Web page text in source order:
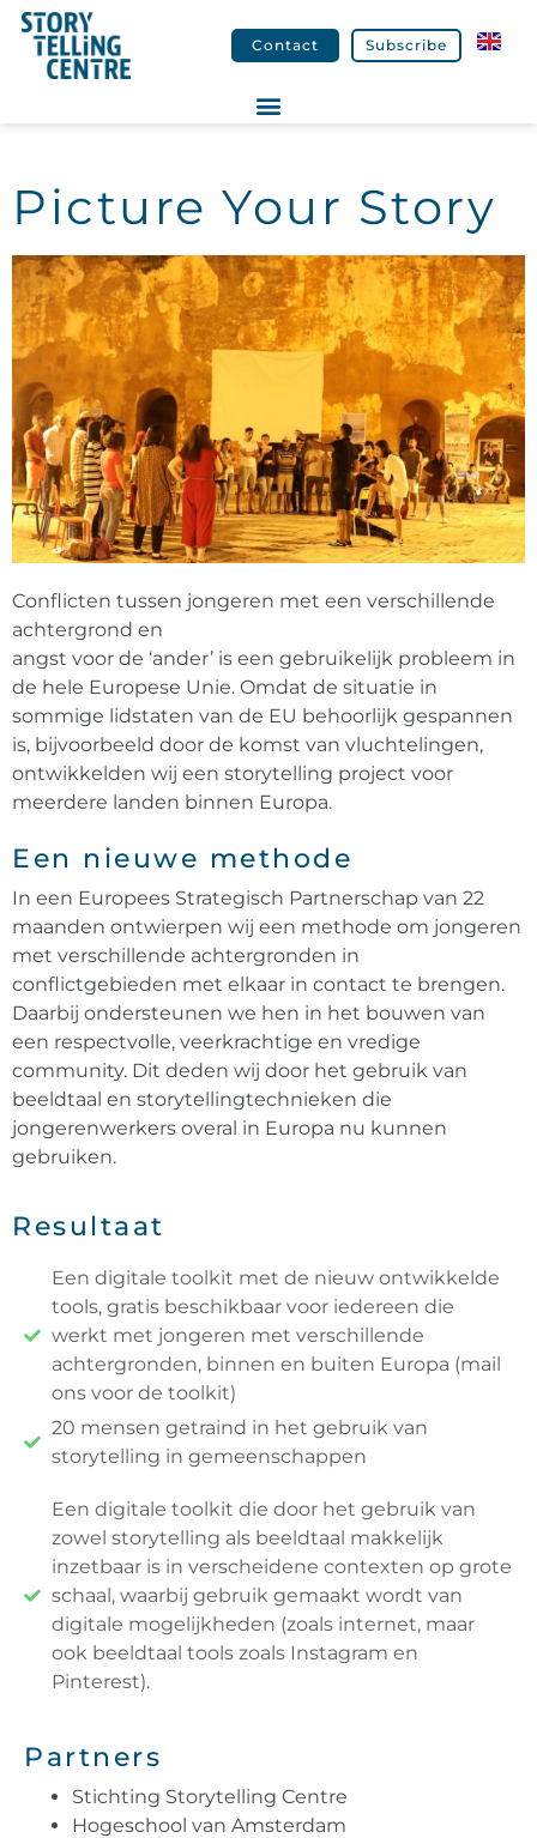
Contact Subscribe
Picture Your Story
Conflicten tussen jongeren met een verschillende
achtergrond en
angst voor de ‘ander’ is een gebruikelijk probleem in
de hele Europese Unie. Omdat de situatie in
sommige lidstaten van de EU behoorlijk gespannen
is, bijvoorbeeld door de komst van vluchtelingen,
ontwikkelden wij een storytelling project voor
meerdere landen binnen Europa.
Een nieuwe methode
In een Europees Strategisch Partnerschap van 22
maanden ontwierpen wij een methode om jongeren
met verschillende achtergronden in
conflictgebieden met elkaar in contact te brengen.
Daarbij ondersteunen we hen in het bouwen van
een respectvolle, veerkrachtige en vredige
community. Dit deden wij door het gebruik van
beeldtaal en storytellingtechnieken die
jongerenwerkers overal in Europa nu kunnen
gebruiken.
Resultaat
Een digitale toolkit met de nieuw ontwikkelde
tools, gratis beschikbaar voor iedereen die
werkt met jongeren met verschillende
achtergronden, binnen en buiten Europa (mail
ons voor de toolkit)​
20 mensen getraind in het gebruik van
storytelling in gemeenschappen​
Een digitale toolkit die door het gebruik van
zowel storytelling als beeldtaal makkelijk
inzetbaar is in verscheidene contexten op grote
schaal, waarbij gebruik gemaakt wordt van
digitale mogelijkheden (zoals internet, maar
ook beeldtaal tools zoals Instagram en
Pinterest).​
Partners
Stichting Storytelling Centre
Hogeschool van Amsterdam